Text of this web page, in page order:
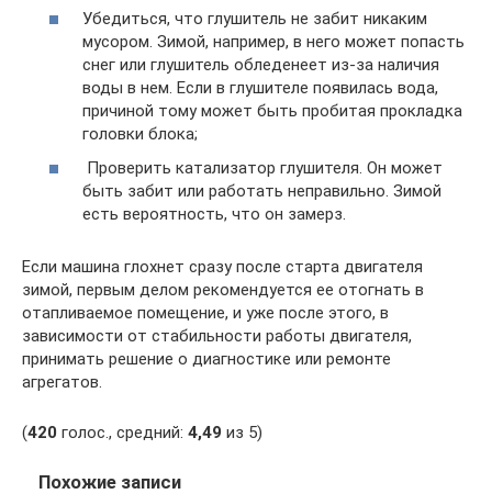
Убедиться, что глушитель не забит никаким
мусором. Зимой, например, в него может попасть
снег или глушитель обледенеет из-за наличия
воды в нем. Если в глушителе появилась вода,
причиной тому может быть пробитая прокладка
головки блока;
Проверить катализатор глушителя. Он может
быть забит или работать неправильно. Зимой
есть вероятность, что он замерз.
Если машина глохнет сразу после старта двигателя
зимой, первым делом рекомендуется ее отогнать в
отапливаемое помещение, и уже после этого, в
зависимости от стабильности работы двигателя,
принимать решение о диагностике или ремонте
агрегатов.
(420 голос., средний: 4,49 из 5)
Похожие записи